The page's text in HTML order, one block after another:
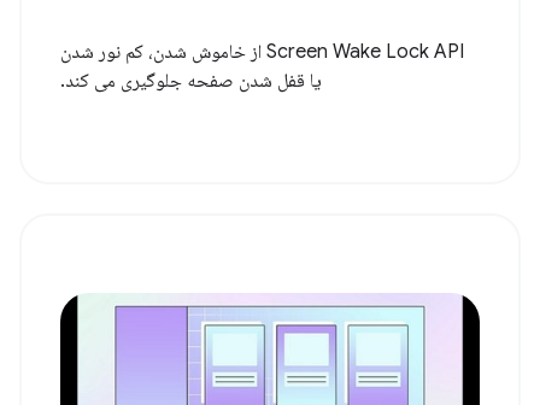
Screen Wake Lock API از خاموش شدن، کم نور شدن
یا قفل شدن صفحه جلوگیری می کند.